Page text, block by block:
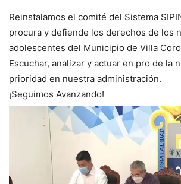
Reinstalamos el comité del Sistema
procura y defiende los derechos de los
adolescentes del Municipio de Villa
Escuchar, analizar y actuar en pro de la
prioridad en nuestra administración.
¡Seguimos Avanzando!